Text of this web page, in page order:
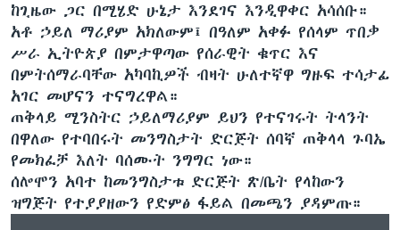
ከጊዜው ጋር በሚሄድ ሁኔታ እንደገና እንዲዋቀር አሳሰቡ።
አቶ ኃይለ ማሪያም አክለውም፤ በዓለም አቀፉ የሰላም ጥበቃ
ሥራ ኢትዮጵያ በምታዋጣው የሰራዊት ቁጥር እና
በምትሰማራባቸው አካባኪዎች ብዛት ሁለተኛዋ ግዙፍ ተሳታፊ
አገር መሆናን ተናግረዋል።
ጠቅላይ ሚንስትር ኃይለማሪያም ይህን የተናገሩት ትላንት
በዋለው የተባበሩት መንግስታት ድርጅት ሰባኛ ጠቅላላ ጉባኤ
የመክፈቻ እለት ባሰሙት ንግግር ነው።
ሰሎሞን አባተ ከመንግስታቱ ድርጅት ጽ/ቤት የላከውን
ዝግጅት የተያያዘውን የድምፅ ፋይል በመጫን ያዳምጡ።